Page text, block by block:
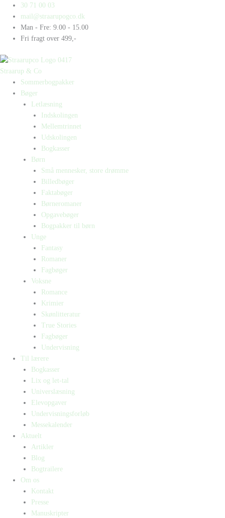
indholdet
30 71 00 03
mail@straarupogco.dk
Man - Fre: 9.00 - 15.00
Fri fragt over 499,-
Straarup & Co
Sommerbogpakker
Bøger
Letlæsning
Indskolingen
Mellemtrinnet
Udskolingen
Bogkasser
Børn
Små mennesker, store drømme
Billedbøger
Faktabøger
Børneromaner
Opgavebøger
Bogpakker til børn
Unge
Fantasy
Romaner
Fagbøger
Voksne
Romance
Krimier
Skønlitteratur
True Stories
Fagbøger
Undervisning
Til lærere
Bogkasser
Lix og let-tal
Universlæsning
Elevopgaver
Undervisningsforløb
Messekalender
Aktuelt
Artikler
Blog
Bogtrailere
Om os
Kontakt
Presse
Manuskripter
Products
search
Products
search
Nissen
Brille
kaster
antal